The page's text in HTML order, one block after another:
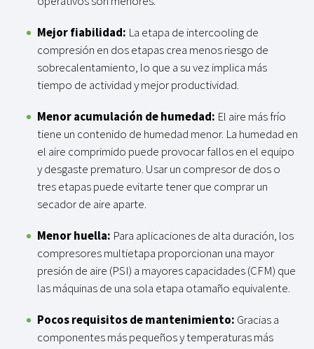
Mejor fiabilidad: La etapa de intercooling de
compresión en dos etapas crea menos riesgo de
sobrecalentamiento, lo que a su vez implica más
tiempo de actividad y mejor productividad.
Menor acumulación de humedad: El aire más frío
tiene un contenido de humedad menor. La humedad en
el aire comprimido puede provocar fallos en el equipo
y desgaste prematuro. Usar un compresor de dos o
tres etapas puede evitarte tener que comprar un
secador de aire aparte.
Menor huella: Para aplicaciones de alta duración, los
compresores multietapa proporcionan una mayor
presión de aire (PSI) a mayores capacidades (CFM) que
las máquinas de una sola etapa otamaño equivalente.
Pocos requisitos de mantenimiento: Gracias a
componentes más pequeños y temperaturas más